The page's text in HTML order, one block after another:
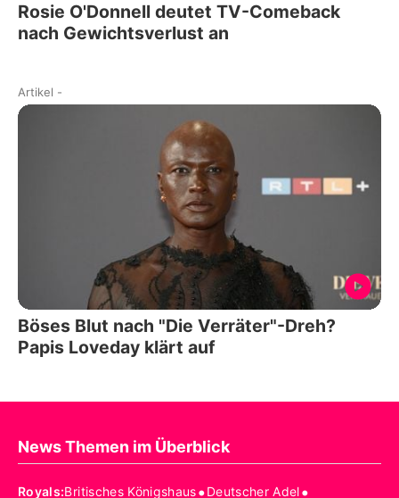
Rosie O'Donnell deutet TV-Comeback
nach Gewichtsverlust an
Artikel -
Böses Blut nach "Die Verräter"-Dreh?
Papis Loveday klärt auf
News Themen im Überblick
Royals:Britisches Königshaus•Deutscher Adel•